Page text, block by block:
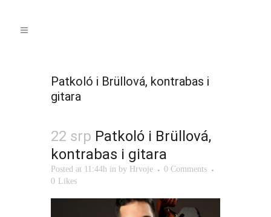
Patkoló i Brüllová, kontrabas i
gitara
22 srp Patkoló i Brüllová,
kontrabas i gitara
Posted at 11:44h in by Hrvoje
0 Comments
0 Likes